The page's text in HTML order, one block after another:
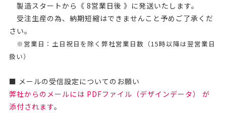
製造スタートから《 8営業日後 》に発送いたします。
受注生産の為、納期短縮はできませんこと予めご了承くだ
さい。
※営業日：土日祝日を除く弊社営業日数（15時以降は翌営業日
扱い）
■ メールの受信設定についてのお願い
弊社からのメールには PDFファイル（デザインデータ） が
添付されます。